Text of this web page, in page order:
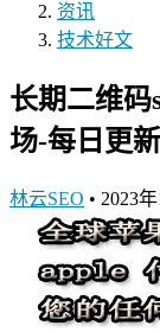
资讯
技术好文
长期二维
场-每日更
林云SEO • 2023